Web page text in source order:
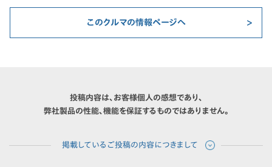
このクルマの情報ページへ
投稿内容は、お客様個人の感想であり、
弊社製品の性能、機能を保証するものではありません。